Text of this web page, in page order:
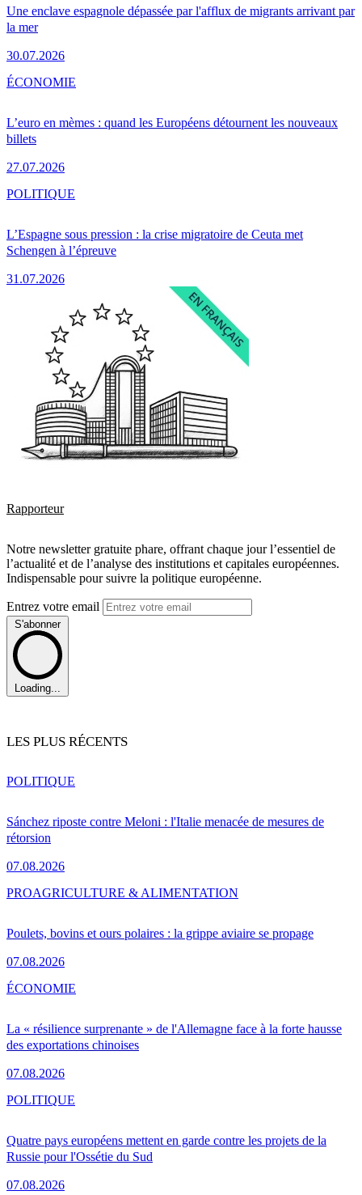
Une enclave espagnole dépassée par l'afflux de migrants arrivant par
la mer
30.07.2026
L’euro en mèmes : quand les Européens détournent les nouveaux
billets
27.07.2026
ÉCONOMIE
L’Espagne sous pression : la crise migratoire de Ceuta met
Schengen à l’épreuve
31.07.2026
POLITIQUE
Rapporteur
Notre newsletter gratuite phare, offrant chaque jour l’essentiel de
l’actualité et de l’analyse des institutions et capitales européennes.
Indispensable pour suivre la politique européenne.
Entrez votre email
S'abonner
Loading...
LES PLUS RÉCENTS
Sánchez riposte contre Meloni : l'Italie menacée de mesures de
rétorsion
07.08.2026
POLITIQUE
Poulets, bovins et ours polaires : la grippe aviaire se propage
07.08.2026
PROAGRICULTURE & ALIMENTATION
La « résilience surprenante » de l'Allemagne face à la forte hausse
des exportations chinoises
07.08.2026
ÉCONOMIE
Quatre pays européens mettent en garde contre les projets de la
Russie pour l'Ossétie du Sud
07.08.2026
POLITIQUE